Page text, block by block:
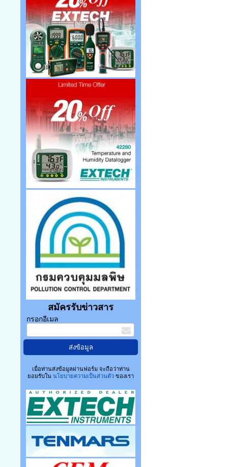
สมัครรับข่าวสาร
กรอกอีเมล
เมื่อท่านส่งข้อมูลผ่านฟอร์ม จะถือว่าท่าน
ยอมรับใน นโยบายความเป็นส่วนตัวของเรา